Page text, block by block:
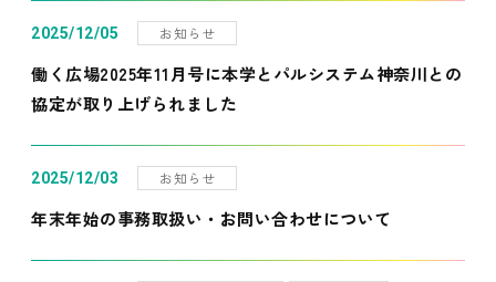
2025/12/05 お知らせ
働く広場2025年11月号に本学とパルシステム神奈川との
協定が取り上げられました
2025/12/03 お知らせ
年末年始の事務取扱い・お問い合わせについて